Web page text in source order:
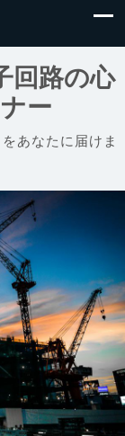
回路の心
ー
あなたに届けま